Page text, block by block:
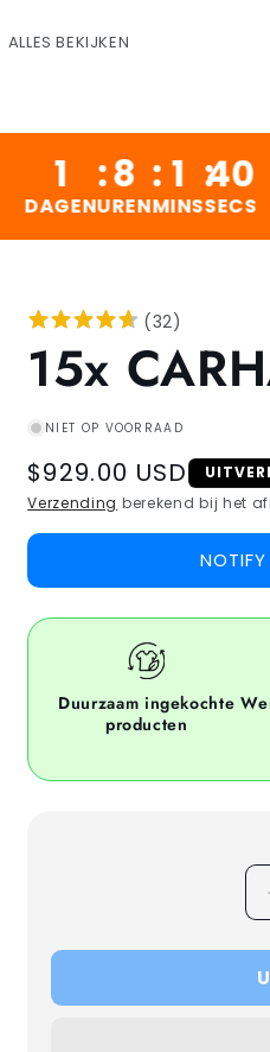
ALLES BEKIJKEN
UREN
1 :
MINS
39
SECS
(32)
15x
NIET OP VOORRAAD
Regular
price
$929.00 USD
Verzending berekend bij het
Duurzaam ingekochte
producten